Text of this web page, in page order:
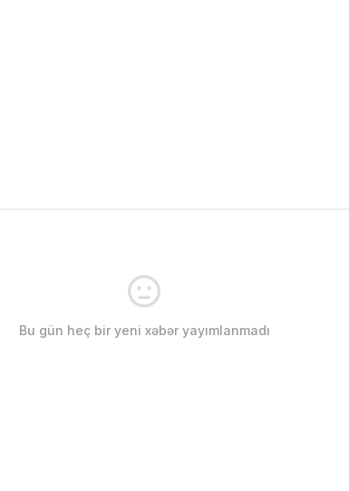
Bu gün heç bir yeni xəbər yayımlanmadı